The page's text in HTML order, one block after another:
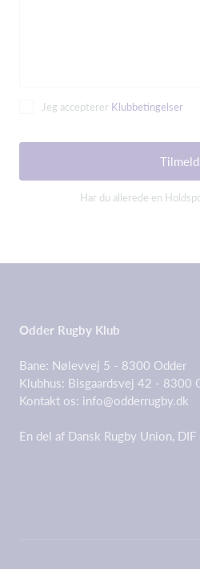
Jeg accepterer Klubbetingelser
Tilmeld
Har du allerede en
Odder Rugby Klub
Bane: Nølevvej 5 -
Klubhus: Bisgaardsvej 42 - 8300
Kontakt os: info@odderrugby.dk
En del af Dansk Rugby Union, DIF